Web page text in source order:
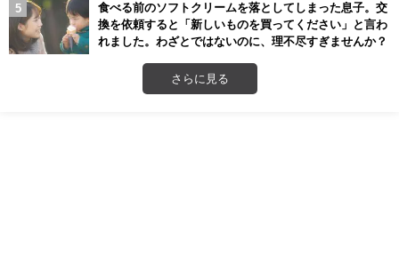
食べる前のソフトクリームを落としてしまった息子。交
換を依頼すると「新しいものを買ってください」と言わ
れました。わざとではないのに、理不尽すぎませんか？
さらに見る